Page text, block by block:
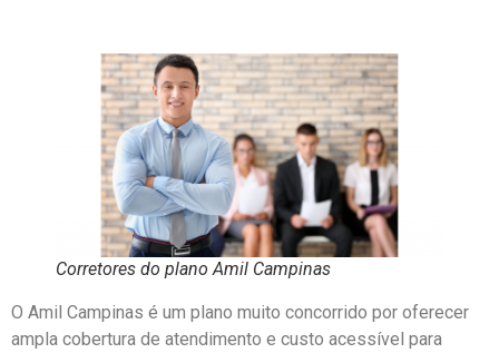
Corretores do plano Amil Campinas
O Amil Campinas é um plano muito concorrido por oferecer
ampla cobertura de atendimento e custo acessível para